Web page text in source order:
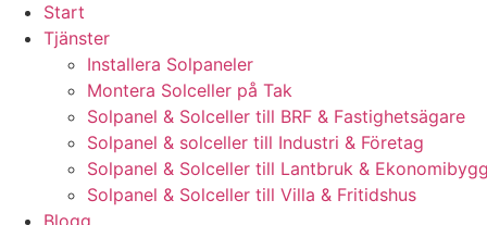
Start
Tjänster
Installera Solpaneler
Montera Solceller på Tak
Solpanel & Solceller till BRF & Fastighetsägare
Solpanel & solceller till Industri & Företag
Solpanel & Solceller till Lantbruk &
Solpanel & Solceller till Villa & Fritidshus
Blogg